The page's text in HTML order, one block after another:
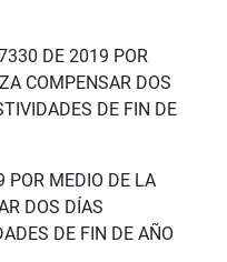
DE 2019 POR
COMPENSAR DOS
DE FIN DE
POR MEDIO DE LA
DOS DÍAS
DE FIN DE AÑO